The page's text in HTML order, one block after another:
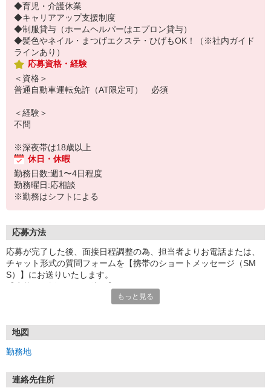
◆育児・介護休業
◆キャリアアップ支援制度
◆制服貸与（ホームヘルパーはエプロン貸与）
◆髪色やネイル・まつげエクステ・ひげもOK！（※社内ガイド
ラインあり）
応募資格・経験
＜資格＞
普通自動車運転免許（AT限定可） 必須
＜経験＞
不問
※深夜帯は18歳以上
休日・休暇
勤務日数:週1〜4日程度
勤務曜日:応相談
※勤務はシフトによる
応募方法
応募が完了した後、面接日程調整の為、担当者よりお電話または、
チャット形式の質問フォームを【携帯のショートメッセージ（SM
S）】にお送りいたします。
1.応募…Webもしくはお電話より応募ください。
※実技試験はドライバーの職種のみとなります。
もっと見る
地図
勤務地
連絡先住所